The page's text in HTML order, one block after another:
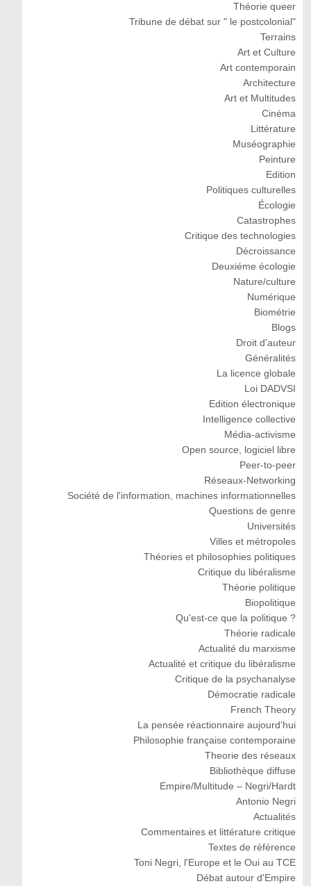
Théorie queer
Tribune de débat sur " le postcolonial"
Terrains
Art et Culture
Art contemporain
Architecture
Art et Multitudes
Cinéma
Littérature
Muséographie
Peinture
Edition
Politiques culturelles
Écologie
Catastrophes
Critique des technologies
Décroissance
Deuxiéme écologie
Nature/culture
Numérique
Biométrie
Blogs
Droit d'auteur
Généralités
La licence globale
Loi DADVSI
Edition électronique
Intelligence collective
Média-activisme
Open source, logiciel libre
Peer-to-peer
Réseaux-Networking
Société de l'information, machines informationnelles
Questions de genre
Universités
Villes et métropoles
Théories et philosophies politiques
Critique du libéralisme
Théorie politique
Biopolitique
Qu'est-ce que la politique ?
Théorie radicale
Actualité du marxisme
Actualité et critique du libéralisme
Critique de la psychanalyse
Démocratie radicale
French Theory
La pensée réactionnaire aujourd'hui
Philosophie française contemporaine
Theorie des réseaux
Bibliothèque diffuse
Empire/Multitude – Negri/Hardt
Antonio Negri
Actualités
Commentaires et littérature critique
Textes de référence
Toni Negri, l'Europe et le Oui au TCE
Débat autour d'Empire